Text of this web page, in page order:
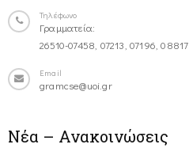
Τηλέφωνο
Γραμματεία:
26510-07458, 07213, 07196, 08817
Email
gramcse@uoi.gr
Νέα – Ανακοινώσεις